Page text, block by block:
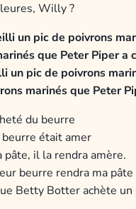
Willy ?
un pic de poivrons
que Peter Piper a
un pic de poivrons
marinés que Peter
du beurre
était amer
pâte, il la rendra amère.
beurre rendra ma
Betty Botter achète un